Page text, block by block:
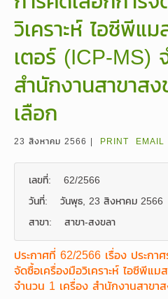
วิเคราะห์ ไอซีพีแ
เตอร์ (ICP-MS)
สำนักงานสาขาส
เลือก
23 สิงหาคม 2566 | PRINT EMAIL
เลขที่:
62/2566
วันที่:
วันพุธ, 23 สิงหาคม 2566
สาขา:
สาขา-สงขลา
ประกาศที่ 62/2566 เรื่อง ประกา
จัดซื้อเครื่องมือวิเคราะห์ ไอซีพีแม
จำนวน 1 เครื่อง สำนักงานสาขา